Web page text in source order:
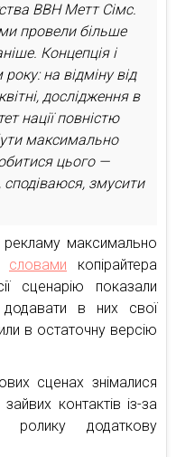
BBH Метт Сімс.
провели більше
Концепція і
на відміну від
дослідження в
нації повністю
максимально
цього —
сподіваюся, змусити
максимально
словами копірайтера
сценарію показали
в них свої
в остаточну версію
сценах знімалися
контактів із-за
додаткову